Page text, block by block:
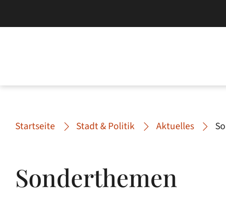
Startseite Stadt & Politik Aktuelles
Sonderthemen